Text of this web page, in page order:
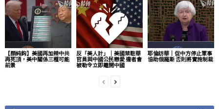
【顏純鈎】美國再加辣中共
再死頂，美中關係三種可能
前景
反「美人計」｜美國禁駐華
官員與中國公民戀愛 違者會
被勒令立即離開中國
耶倫訪華｜促中方停止軍事
協助俄羅斯 否則將實施制裁